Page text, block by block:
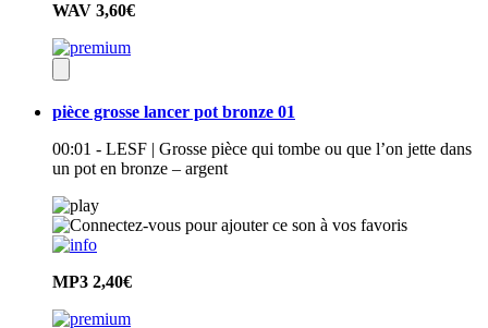
WAV 3,60€
pièce grosse lancer pot bronze 01
00:01 - LESF | Grosse pièce qui tombe ou que l’on jette dans
un pot en bronze – argent
MP3 2,40€